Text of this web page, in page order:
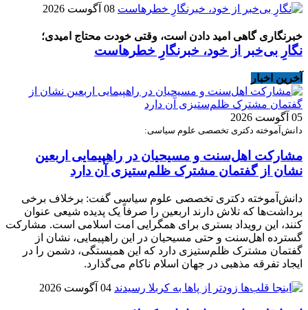
08 آگوست 2026
خبرنگاری گاهی امید دادن است، وقتی خودت محتاج امیدی؛
نگارِ بی‌خبر از خود، خبرنگارِ خطرهاست
آخرین اخبار
05 آگوست 2026
دانش‌آموخته دکتری تخصصی علوم سیاسی:
مشارکت اهل‌سنت و مسیحیان در راهپیمایی اربعین
نشان از گفتمان مشترک ظلم‌ستیزی آن دارد
دانش‌آموخته دکتری تخصصی علوم سیاسی گفت: برخلاف برخی
برداشت‌ها که تلاش دارند اربعین را صرفاً یک پدیده شیعی عنوان
کنند، این رویداد بستری برای همگرایی امت اسلامی است. مشارکت
گسترده اهل‌سنت و حتی مسیحیان در این راهپیمایی، نشان از
گفتمان مشترک ظلم‌ستیزی دارد که این همبستگی، دشمن را در
ایجاد تفرقه مذهبی در جهان اسلام ناکام می‌گذارد.
04 آگوست 2026